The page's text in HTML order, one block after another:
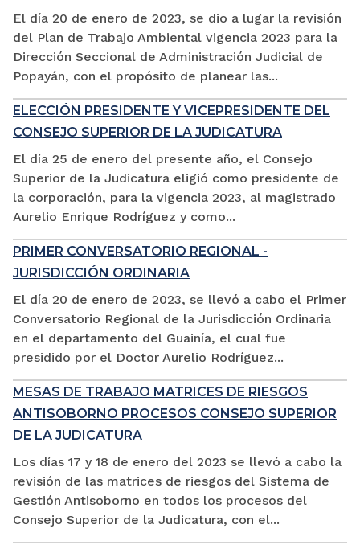
El día 20 de enero de 2023, se dio a lugar la revisión
del Plan de Trabajo Ambiental vigencia 2023 para la
Dirección Seccional de Administración Judicial de
Popayán, con el propósito de planear las...
ELECCIÓN PRESIDENTE Y VICEPRESIDENTE DEL
CONSEJO SUPERIOR DE LA JUDICATURA
El día 25 de enero del presente año, el Consejo
Superior de la Judicatura eligió como presidente de
la corporación, para la vigencia 2023, al magistrado
Aurelio Enrique Rodríguez y como...
PRIMER CONVERSATORIO REGIONAL -
JURISDICCIÓN ORDINARIA
El día 20 de enero de 2023, se llevó a cabo el Primer
Conversatorio Regional de la Jurisdicción Ordinaria
en el departamento del Guainía, el cual fue
presidido por el Doctor Aurelio Rodríguez...
MESAS DE TRABAJO MATRICES DE RIESGOS
ANTISOBORNO PROCESOS CONSEJO SUPERIOR
DE LA JUDICATURA
Los días 17 y 18 de enero del 2023 se llevó a cabo la
revisión de las matrices de riesgos del Sistema de
Gestión Antisoborno en todos los procesos del
Consejo Superior de la Judicatura, con el...